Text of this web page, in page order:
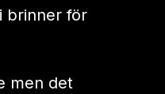
brinner för
men det